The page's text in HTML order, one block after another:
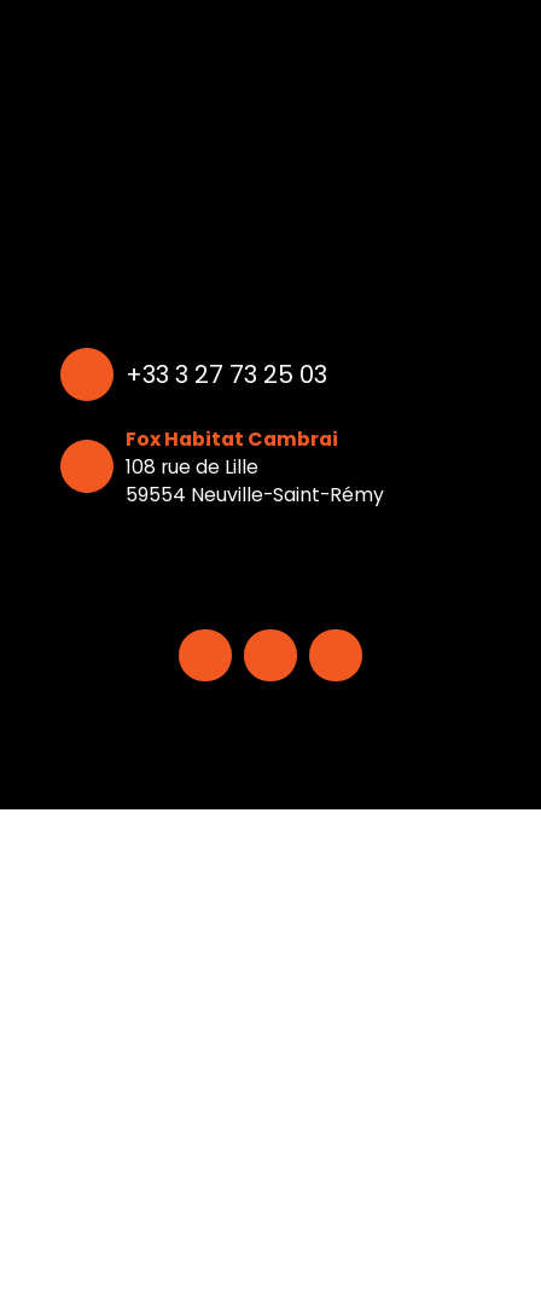
+33 3 27 73 25 03
Fox Habitat Cambrai
108 rue de Lille
59554 Neuville-Saint-Rémy